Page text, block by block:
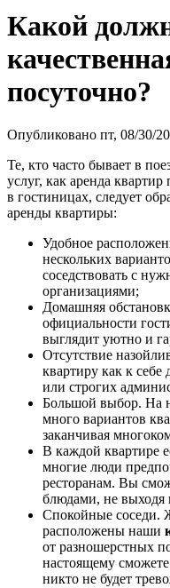
Какой
посуточно?
Опубликовано пт, 08/30/
Те, кто часто бывает в
услуг, как аренда
в гостиницах, следует
аренды квартиры:
Удобное
нескольких
соседствовать с
организациями;
Домашняя
официальности
выглядит уютно и
Отсутствие
квартиру как к
или строгих
Большой выбор. На
много вариантов
заканчивая
В каждой квартире
многие люди
ресторанам. Вы
блюдами, не выходя
Спокойные соседи.
расположены наши
от разношерстных
настоящему
никто не будет